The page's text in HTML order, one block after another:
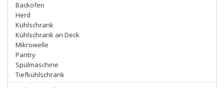
Backofen
Herd
Kühlschrank
Kühlschrank an Deck
Mikrowelle
Pantry
Spülmaschine
Tiefkühlschrank